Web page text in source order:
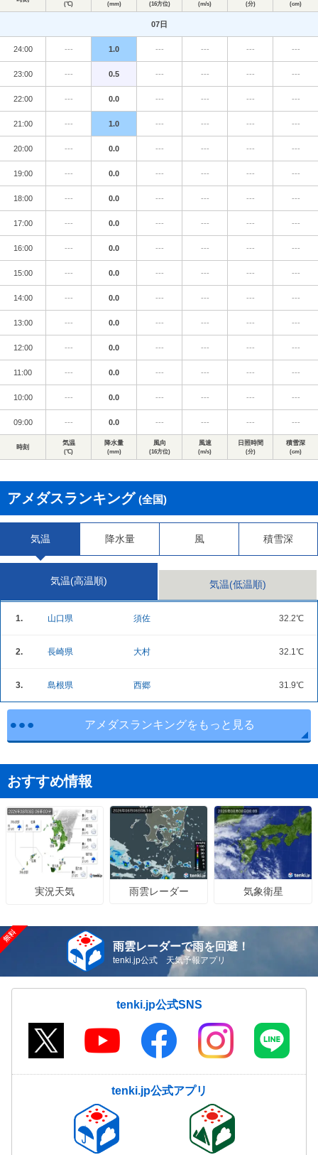
(℃) (mm) (16方位) (m/s) (分) (cm)
07日
24:00 --- 1.0 --- --- --- ---
23:00 --- 0.5 --- --- --- ---
22:00 --- 0.0 --- --- --- ---
21:00 --- 1.0 --- --- --- ---
20:00 --- 0.0 --- --- --- ---
19:00 --- 0.0 --- --- --- ---
18:00 --- 0.0 --- --- --- ---
17:00 --- 0.0 --- --- --- ---
16:00 --- 0.0 --- --- --- ---
15:00 --- 0.0 --- --- --- ---
14:00 --- 0.0 --- --- --- ---
13:00 --- 0.0 --- --- --- ---
12:00 --- 0.0 --- --- --- ---
11:00 --- 0.0 --- --- --- ---
10:00 --- 0.0 --- --- --- ---
09:00 --- 0.0 --- --- --- ---
時刻
気温
(℃)
降水量
(mm)
風向
(16方位)
風速
(m/s)
日照時間
(分)
積雪深
(cm)
アメダスランキング (全国)
気温 降水量 風 積雪深
気温(高温順) 気温(低温順)
1. 山口県 須佐 32.2℃
2. 長崎県 大村 32.1℃
3. 島根県 西郷 31.9℃
アメダスランキングをもっと見る
おすすめ情報
実況天気 雨雲レーダー 気象衛星
雨雲レーダーで雨を回避！
tenki.jp公式 天気予報アプリ
tenki.jp公式SNS
tenki.jp公式アプリ